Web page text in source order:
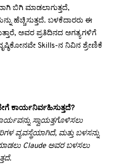
ಬಿಗಿ ಮಾಡಲಾಗುತ್ತದೆ,
ಹೆಚ್ಚಿಸುತ್ತದೆ. ಬಳಕೆದಾರರು ಈ
ಅವರ ಪ್ರತಿದಿನದ ಅಗತ್ಯಗಳಿಗೆ
Skills-ನ ನಿವಿನ ಶ್ರೇಣಿಕೆ
ಕಾರ್ಯನಿರ್ವಹಿಸುತ್ತದೆ?
ಸ್ವಾಯತ್ತಗೊಳಿಸಲು
ವ್ಯವಸ್ಥೆಯಾಗಿದೆ, ಮತ್ತು ಬಳಸನ್ನು
Claude ಅವರ ಬಳಸಲು